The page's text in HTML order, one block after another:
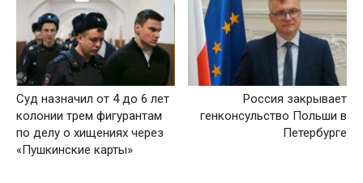
Суд назначил от 4 до 6 лет
колонии трем фигурантам
по делу о хищениях через
«Пушкинские карты»
Россия закрывает
генконсульство Польши в
Петербурге